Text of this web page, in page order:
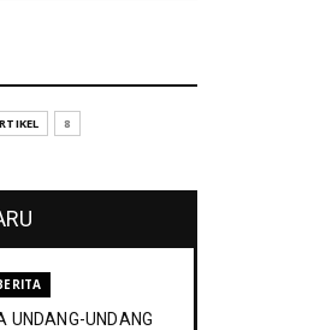
8
UNDANG-UNDANG